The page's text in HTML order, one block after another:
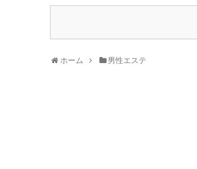
ホーム 男性エステ